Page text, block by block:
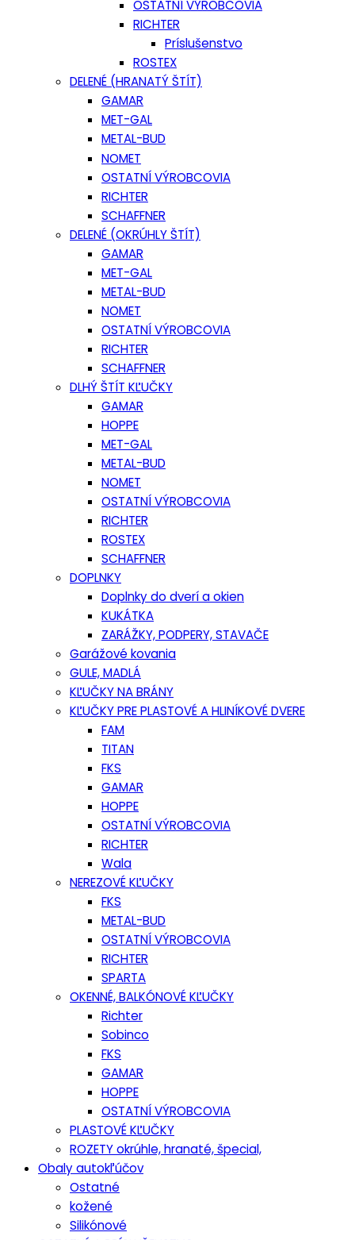
OSTATNÍ VÝROBCOVIA
RICHTER
Príslušenstvo
ROSTEX
DELENÉ (HRANATÝ ŠTÍT)
GAMAR
MET-GAL
METAL-BUD
NOMET
OSTATNÍ VÝROBCOVIA
RICHTER
SCHAFFNER
DELENÉ (OKRÚHLY ŠTÍT)
GAMAR
MET-GAL
METAL-BUD
NOMET
OSTATNÍ VÝROBCOVIA
RICHTER
SCHAFFNER
DLHÝ ŠTÍT KĽUČKY
GAMAR
HOPPE
MET-GAL
METAL-BUD
NOMET
OSTATNÍ VÝROBCOVIA
RICHTER
ROSTEX
SCHAFFNER
DOPLNKY
Doplnky do dverí a okien
KUKÁTKA
ZARÁŽKY, PODPERY, STAVAČE
Garážové kovania
GULE, MADLÁ
KĽUČKY NA BRÁNY
KĽUČKY PRE PLASTOVÉ A HLINÍKOVÉ DVERE
FAM
TITAN
FKS
GAMAR
HOPPE
OSTATNÍ VÝROBCOVIA
RICHTER
Wala
NEREZOVÉ KĽUČKY
FKS
METAL-BUD
OSTATNÍ VÝROBCOVIA
RICHTER
SPARTA
OKENNÉ, BALKÓNOVÉ KĽUČKY
Richter
Sobinco
FKS
GAMAR
HOPPE
OSTATNÍ VÝROBCOVIA
PLASTOVÉ KĽUČKY
ROZETY okrúhle, hranaté, špecial,
Obaly autokľúčov
Ostatné
kožené
Silikónové